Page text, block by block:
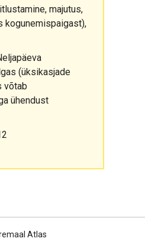
majutus,
kogunemispaigast),
(üksikasjade
võtab
ühendust
Atlas